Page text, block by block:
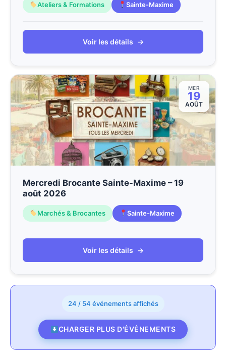
Ateliers & Formations Sainte-Maxime
Voir les détails →
MER
19
AOÛT
Mercredi Brocante Sainte-Maxime – 19
août 2026
Marchés & Brocantes Sainte-Maxime
Voir les détails →
24 / 54 événements affichés
CHARGER PLUS D'ÉVÉNEMENTS